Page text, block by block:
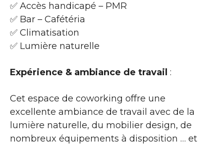
✅ Accès handicapé – PMR
✅ Bar – Cafétéria
✅ Climatisation
✅ Lumière naturelle
Expérience & ambiance de travail :
Cet espace de coworking offre une
excellente ambiance de travail avec de la
lumière naturelle, du mobilier design, de
nombreux équipements à disposition … et